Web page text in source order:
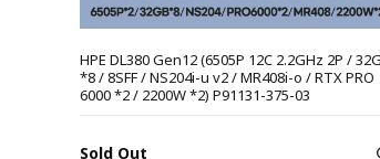
HPE DL380 Gen12 (6505P 12C 2.2GHz 2P /
*8 / 8SFF / NS204i-u v2 / MR408i-o / RTX PRO
6000 *2 / 2200W *2) P91131-375-03
Sold Out